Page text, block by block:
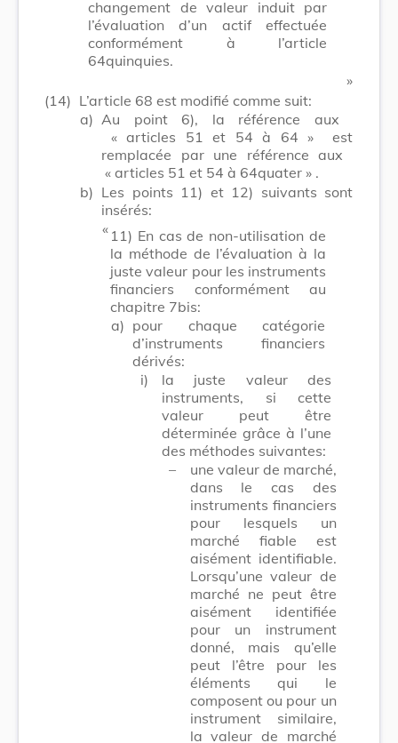
changement de valeur induit par
l’évaluation d’un actif effectuée
conformément à l’article
64quinquies.
​ »
(14) L’article 68 est modifié comme suit:
a) Au point 6), la référence aux
« articles 51 et 54 à 64 »
est
remplacée par une référence aux
« articles 51 et 54 à 64quater » .
b) Les points 11) et 12) suivants sont
insérés:
​ « 11) En cas de non-utilisation de
la méthode de l’évaluation à la
juste valeur pour les instruments
financiers conformément au
chapitre 7bis:
a) pour chaque catégorie
d’instruments financiers
dérivés:
i)
la juste valeur des
instruments, si cette
valeur peut être
déterminée grâce à l’une
des méthodes suivantes:
–
une valeur de marché,
dans le cas des
instruments financiers
pour lesquels un
marché fiable est
aisément identifiable.
Lorsqu’une valeur de
marché ne peut être
aisément identifiée
pour un instrument
donné, mais qu’elle
peut l’être pour les
éléments qui le
composent ou pour un
instrument similaire,
la valeur de marché